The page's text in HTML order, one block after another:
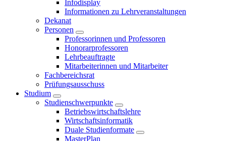
Infodisplay
Informationen zu Lehrveranstaltungen
Dekanat
Personen
Professorinnen und Professoren
Honorarprofessoren
Lehrbeauftragte
Mitarbeiterinnen und Mitarbeiter
Fachbereichsrat
Prüfungsausschuss
Studium
Studienschwerpunkte
Betriebswirtschaftslehre
Wirtschaftsinformatik
Duale Studienformate
MasterPlan